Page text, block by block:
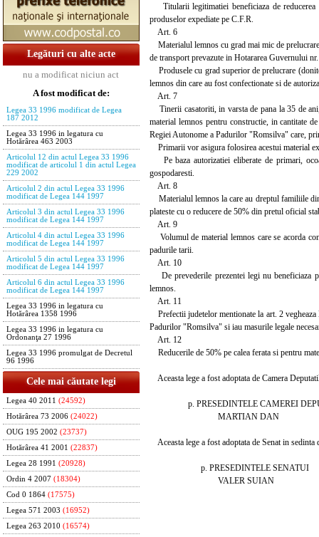
Legături cu alte acte
nu a modificat niciun act
A fost modificat de:
Legea 33 1996 modificat de Legea
187 2012
Legea 33 1996 in legatura cu
Hotărârea 463 2003
Articolul 12 din actul Legea 33 1996
modificat de articolul 1 din actul Legea
229 2002
Articolul 2 din actul Legea 33 1996
modificat de Legea 144 1997
Articolul 3 din actul Legea 33 1996
modificat de Legea 144 1997
Articolul 4 din actul Legea 33 1996
modificat de Legea 144 1997
Articolul 5 din actul Legea 33 1996
modificat de Legea 144 1997
Articolul 6 din actul Legea 33 1996
modificat de Legea 144 1997
Legea 33 1996 in legatura cu
Hotărârea 1358 1996
Legea 33 1996 in legatura cu
Ordonanţa 27 1996
Legea 33 1996 promulgat de Decretul
96 1996
Cele mai căutate legi
Legea 40 2011 (24592)
Hotărârea 73 2006 (24022)
OUG 195 2002 (23737)
Hotărârea 41 2001 (22837)
Legea 28 1991 (20928)
Ordin 4 2007 (18304)
Cod 0 1864 (17575)
Legea 571 2003 (16952)
Legea 263 2010 (16574)
Titularii legitimatiei beneficiaza de reducerea
produselor expediate pe C.F.R.
Art. 6
Materialul lemnos cu grad mai mic de
de transport prevazute in Hotararea Guvernului
Produsele cu grad superior de prelucrare
lemnos din care au fost confectionate si de
Art. 7
Tinerii casatoriti, in varsta de pana la 35 de
material lemnos pentru constructie, in cantitate
Regiei Autonome a Padurilor "Romsilva" care,
Primarii vor asigura folosirea acestui material
Pe baza autorizatiei eliberate de primari,
gospodaresti.
Art. 8
Materialul lemnos la care au dreptul familiile
plateste cu o reducere de 50% din pretul oficial
Art. 9
Volumul de material lemnos care se acorda
padurile tarii.
Art. 10
De prevederile prezentei legi nu beneficiaza
lemnos.
Art. 11
Prefectii judetelor mentionate la art. 2
Padurilor "Romsilva" si iau masurile legale
Art. 12
Reducerile de 50% pe calea ferata si pentru
Aceasta lege a fost adoptata de Camera
p. PRESEDINTELE CAMEREI
MARTIAN DAN
Aceasta lege a fost adoptata de Senat in
p. PRESEDINTELE SENATUI
VALER SUIAN